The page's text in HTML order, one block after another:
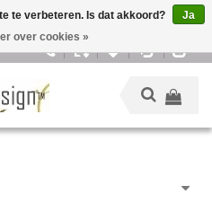
te verbeteren. Is dat akkoord?
Ja
over cookies »